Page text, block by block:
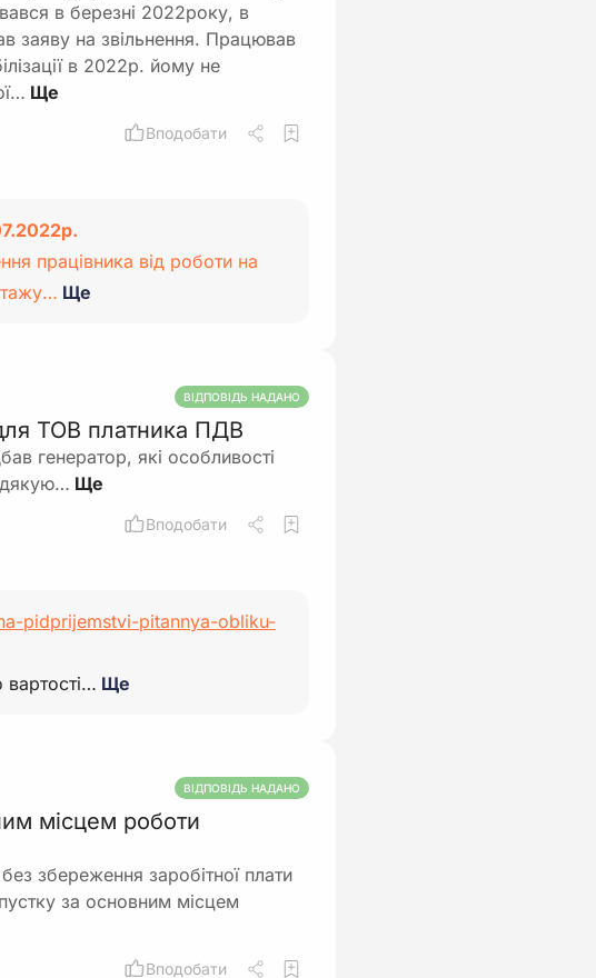
в березні 2022року, в
заяву на звільнення. Працював
в 2022р. йому не
Вподобати
працівника від роботи на
Ще
ВІДПОВІДЬ НАДАНО
ТОВ платника ПДВ
генератор, які особливості
дякую…
Вподобати
pidprijemstvi-pitannya-obliku-
Ще
ВІДПОВІДЬ НАДАНО
місцем роботи
збереження заробітної плати
за основним місцем
Вподобати